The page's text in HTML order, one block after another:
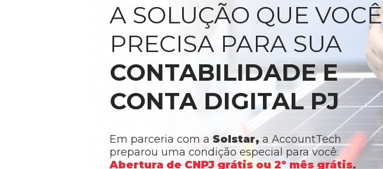
A SOLUÇÃO QUE VOCÊ
PRECISA PARA SUA
CONTABILIDADE E
CONTA DIGITAL PJ
Em parceria com a Solstar, a AccountTech
preparou uma condição especial para você:
Abertura de CNPJ grátis ou 2º mês grátis.